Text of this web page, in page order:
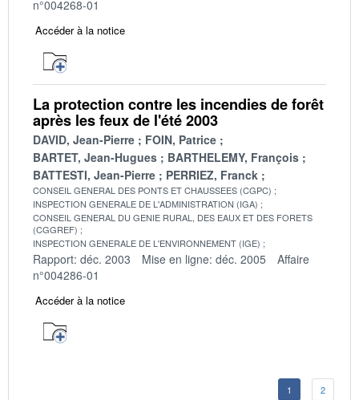
n°004268-01
Accéder à la notice
La protection contre les incendies de forêt
après les feux de l'été 2003
DAVID, Jean-Pierre
FOIN, Patrice
BARTET, Jean-Hugues
BARTHELEMY, François
BATTESTI, Jean-Pierre
PERRIEZ, Franck
CONSEIL GENERAL DES PONTS ET CHAUSSEES (CGPC)
INSPECTION GENERALE DE L'ADMINISTRATION (IGA)
CONSEIL GENERAL DU GENIE RURAL, DES EAUX ET DES FORETS
(CGGREF)
INSPECTION GENERALE DE L'ENVIRONNEMENT (IGE)
Rapport: déc. 2003 Mise en ligne: déc. 2005
Affaire
n°004286-01
Accéder à la notice
1 2